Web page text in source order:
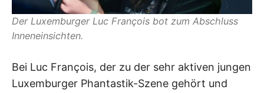
Der Luxemburger Luc François bot zum Abschluss
Inneneinsichten.
Bei Luc François, der zu der sehr aktiven jungen
Luxemburger Phantastik-Szene gehört und